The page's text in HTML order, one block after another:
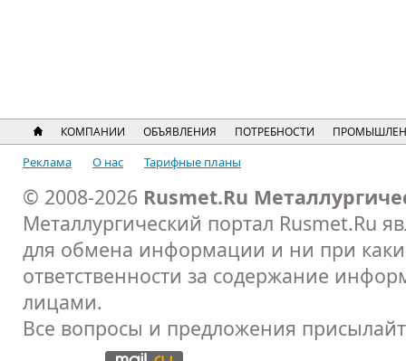
КОМПАНИИ ОБЪЯВЛЕНИЯ ПОТРЕБНОСТИ
Реклама О нас Тарифные планы
© 2008-2026 Rusmet.Ru
Металлургический портал Rusmet.Ru
для обмена информации и ни при
ответственности за содержание
лицами.
Все вопросы и предложения